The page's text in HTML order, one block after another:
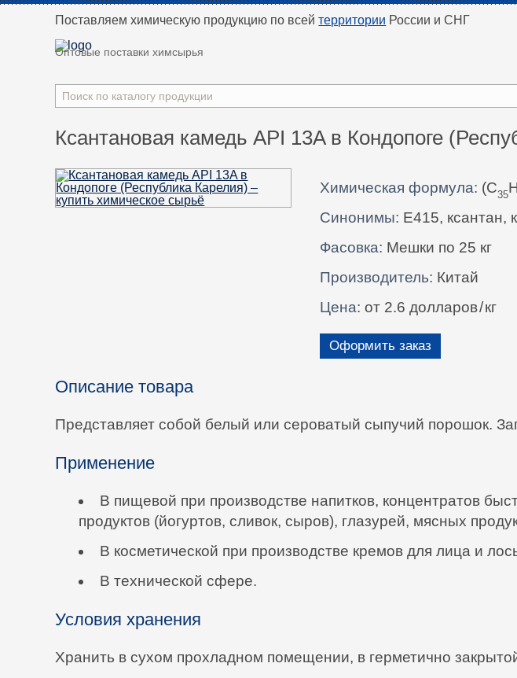
Поставляем химическую продукцию по всейтерритории России и СНГ
Оптовые поставки химсырья
Ксантановая камедь API 13A в Кондопоге
Химическая формула: (C35
Синонимы: Е415, ксантан,
Фасовка: Мешки по 25 кг
Производитель: Китай
Цена: от 2.6 долларов/кг
Оформить заказ
Описание товара
Представляет собой белый или сероватый сыпучий порошок.
Применение
В пищевой при производстве напитков, концентратов
продуктов (йогуртов, сливок, сыров), глазурей, мясных
В косметической при производстве кремов для лица и
В технической сфере.
Условия хранения
Хранить в сухом прохладном помещении, в герметично